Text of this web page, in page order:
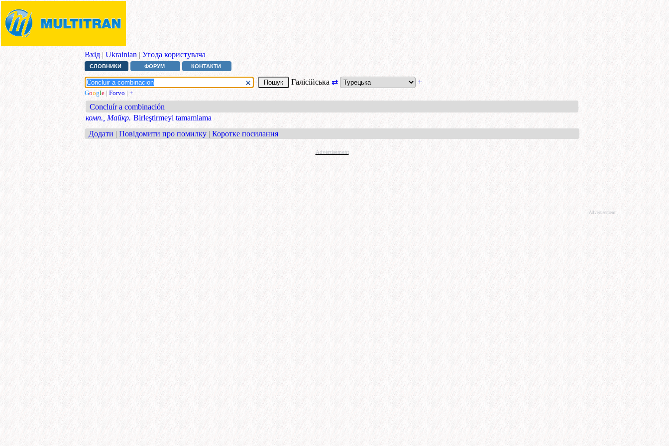
Вхід | Ukrainian | Угода користувача
СЛОВНИКИ ФОРУМ КОНТАКТИ
Галісійська ⇄ +
Google | Forvo | +
Concluír a combinación
комп., Майкр. Birleştirmeyi tamamlama
Додати | Повідомити про помилку | Коротке посилання
Advertisement
Advertisement